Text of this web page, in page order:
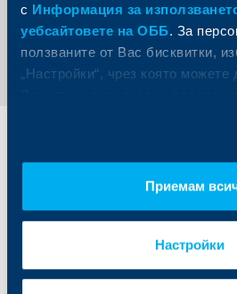
с Информация за
уебсайтовете на ОББ. За
ползваните от Вас бисквитки,
„Настройки“, чрез която можете
Приемам
Настройки
Обратно към всички новини
клиенти
Сметки и плащания
Спестявания и инвестиции